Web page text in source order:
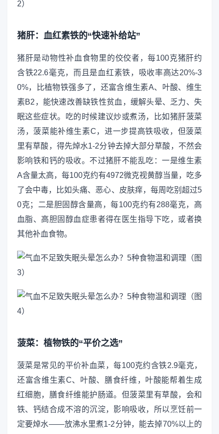
猪肝：血红素铁的“快速补给站”
猪肝是动物性补血食物里的佼佼者，每100克猪肝约
含铁22.6毫克，而且是血红素铁，吸收率高达20%-3
0%，比植物铁强多了，还富含维生素A、叶酸、维生
素B2，能快速改善缺铁性贫血，缓解头晕、乏力、失
眠这些症状。吃的时候建议炒或煮汤，比如猪肝菠菜
汤，菠菜能补维生素C，进一步提高铁吸收，但菠菜
里有草酸，得先焯水1-2分钟去掉大部分草酸，不然会
影响铁和钙的吸收。不过猪肝不能乱吃：一是维生素
A含量太高，每100克约有4972微克视黄醇当量，吃多
了会中毒，比如头痛、恶心、皮肤痒，每周吃别超过5
0克；二是胆固醇含量高，每100克约有288毫克，高
血脂、高胆固醇血症患者得在医生指导下吃，或者换
其他补血食物。
菠菜：植物铁的“平价之选”
菠菜是常见的平价补血菜，每100克约含铁2.9毫克，
还富含维生素C、叶酸、膳食纤维，叶酸能帮着生成
红细胞，膳食纤维能护肠道。但菠菜里有草酸，会和
铁、钙结合成不溶的沉淀，影响吸收，所以烹饪前一
定要焯水——放沸水里煮1-2分钟，能去掉70%以上的